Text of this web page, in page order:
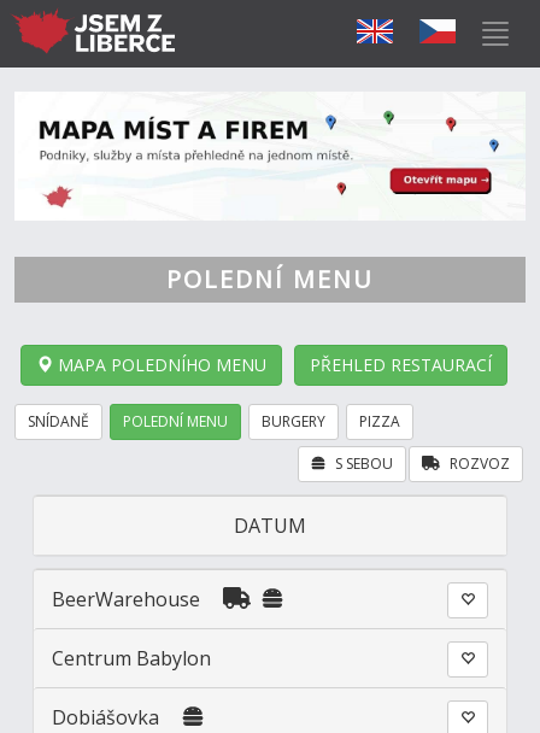
POLEDNÍ MENU
MAPA POLEDNÍHO MENU PŘEHLED RESTAURACÍ
SNÍDANĚ POLEDNÍ MENU BURGERY PIZZA
ROZVOZ
S SEBOU
DATUM
BeerWarehouse
Centrum Babylon
Dobiášovka